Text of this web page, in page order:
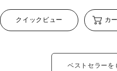
クイックビュー カ
ベストセラーを